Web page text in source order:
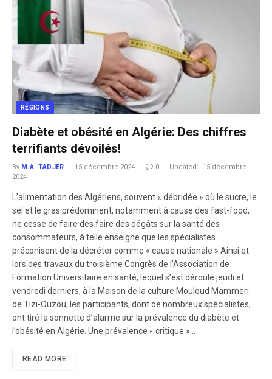
RÉGIONS
Diabète et obésité en Algérie: Des chiffres
terrifiants dévoilés!
By M.A. TADJER 15 décembre 2024 0 Updated:
15 décembre
2024
L’alimentation des Algériens, souvent « débridée » où le sucre, le
sel et le gras prédominent, notamment à cause des fast-food,
ne cesse de faire des faire des dégâts sur la santé des
consommateurs, à telle enseigne que les spécialistes
préconisent de la décréter comme « cause nationale » Ainsi et
lors des travaux du troisième Congrès de l’Association de
Formation Universitaire en santé, lequel s’est déroulé jeudi et
vendredi derniers, à la Maison de la culture Mouloud Mammeri
de Tizi-Ouzou, les participants, dont de nombreux spécialistes,
ont tiré la sonnette d’alarme sur la prévalence du diabète et
l’obésité en Algérie. Une prévalence « critique »…
READ MORE